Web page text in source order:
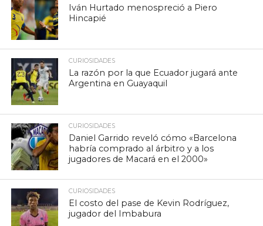
Iván Hurtado menospreció a Piero
Hincapié
CURIOSIDADES
La razón por la que Ecuador jugará ante
Argentina en Guayaquil
CURIOSIDADES
Daniel Garrido reveló cómo «Barcelona
habría comprado al árbitro y a los
jugadores de Macará en el 2000»
CURIOSIDADES
El costo del pase de Kevin Rodríguez,
jugador del Imbabura